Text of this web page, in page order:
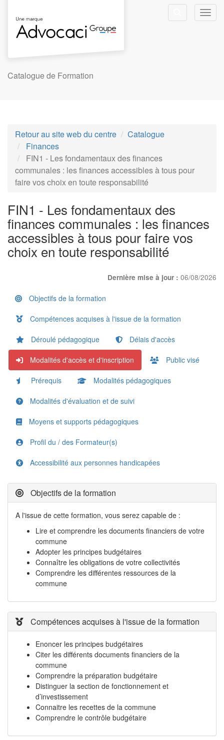
Rechercher
Catalogue de Formation
Retour au site web du centre
Catalogue
Finances
FIN1 - Les fondamentaux des finances
communales : les finances accessibles à tous pour
faire vos choix en toute responsabilité
FIN1 - Les fondamentaux des
finances communales : les finances
accessibles à tous pour faire vos
choix en toute responsabilité
Dernière mise à jour : 06/08/2026
Objectifs de la formation
Compétences acquises à l'issue de la formation
Déroulé pédagogique Délais d'accès
Modalités d'accès et d'inscription Public visé
Prérequis Modalités pédagogiques
Modalités d'évaluation et de suivi
Moyens et supports pédagogiques
Profil du / des Formateur(s)
Accessibilité aux personnes handicapées
Objectifs de la formation
A l'issue de cette formation, vous serez capable de :
Lire et comprendre les documents financiers de votre
commune
Adopter les principes budgétaires
Connaître les obligations de votre collectivités
Comprendre les différentes ressources de la
commune
Compétences acquises à l'issue de la formation
Enoncer les principes budgétaires
Citer les différents documents financiers de la
commune
Comprendre la préparation budgétaire
Distinguer la section de fonctionnement et
d’investissement
Connaitre les recettes de la commune
Comprendre le contrôle budgétaire